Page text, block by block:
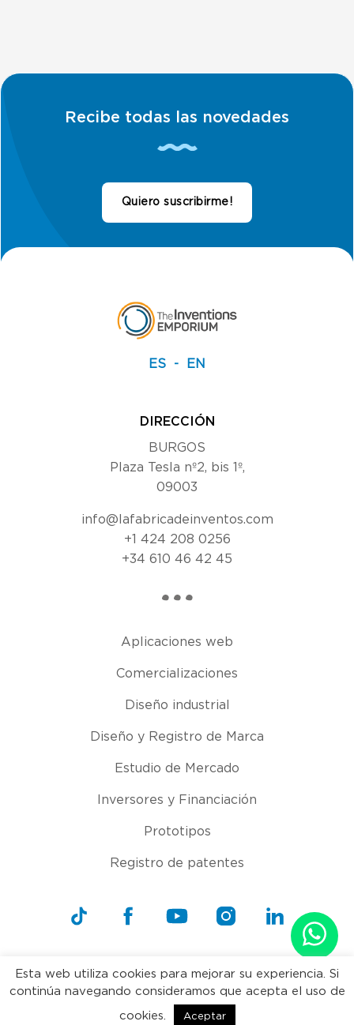
Recibe todas las novedades
Quiero suscribirme!
ES EN
DIRECCIÓN
BURGOS
Plaza Tesla nº2, bis 1º,
09003
info@lafabricadeinventos.com
+1 424 208 0256
+34 610 46 42 45
Aplicaciones web
Comercializaciones
Diseño industrial
Diseño y Registro de Marca
Estudio de Mercado
Inversores y Financiación
Prototipos
Registro de patentes
Copyright 2021 La fábrica de inventos. Todos los derechos
reservados.
Esta web utiliza cookies para mejorar su experiencia. Si
continúa navegando consideramos que acepta el uso de
cookies. Aceptar